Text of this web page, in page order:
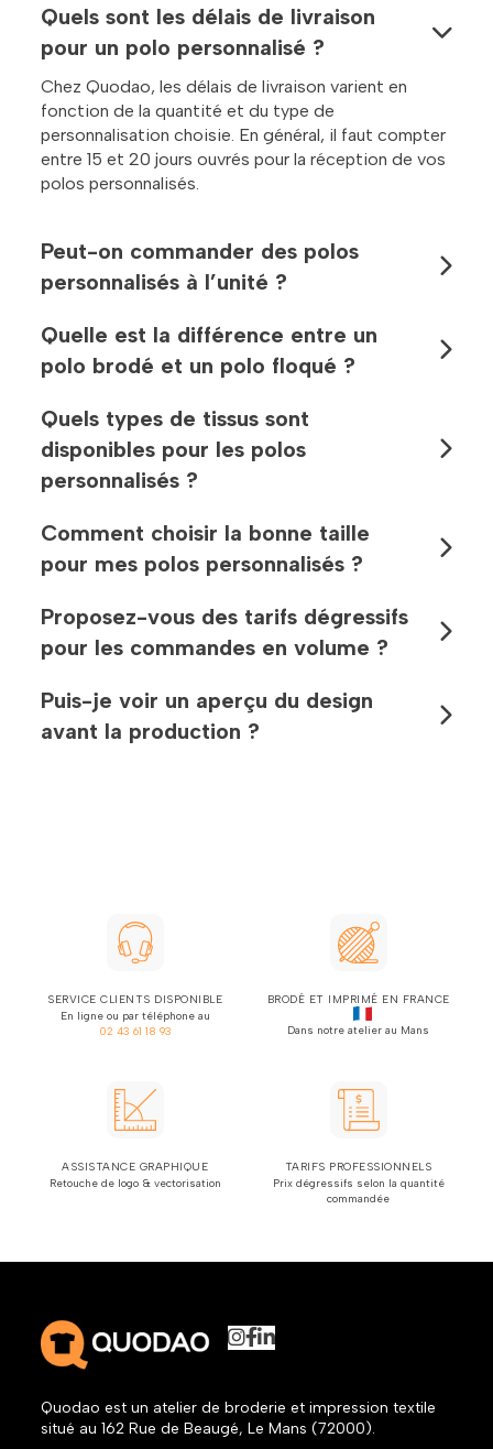
Quels sont les délais de livraison
pour un polo personnalisé ?
Chez Quodao, les délais de livraison varient en
fonction de la quantité et du type de
personnalisation choisie. En général, il faut compter
entre 15 et 20 jours ouvrés pour la réception de vos
polos personnalisés.
Peut-on commander des polos
personnalisés à l’unité ?
Quelle est la différence entre un
polo brodé et un polo floqué ?
Quels types de tissus sont
disponibles pour les polos
personnalisés ?
Comment choisir la bonne taille
pour mes polos personnalisés ?
Proposez-vous des tarifs dégressifs
pour les commandes en volume ?
Puis-je voir un aperçu du design
avant la production ?
SERVICE CLIENTS DISPONIBLE
En ligne ou par téléphone au
02 43 61 18 93
BRODÉ ET IMPRIMÉ EN FRANCE
Dans notre atelier au Mans
ASSISTANCE GRAPHIQUE
Retouche de logo & vectorisation
TARIFS PROFESSIONNELS
Prix dégressifs selon la quantité
commandée
Quodao est un atelier de broderie et impression textile
situé au 162 Rue de Beaugé, Le Mans (72000).